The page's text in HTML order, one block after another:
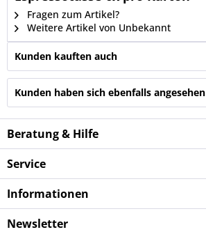
Fragen zum Artikel?
Weitere Artikel von Unbekannt
Kunden kauften auch
Kunden haben sich ebenfalls angesehen
Beratung & Hilfe
Service
Informationen
Newsletter